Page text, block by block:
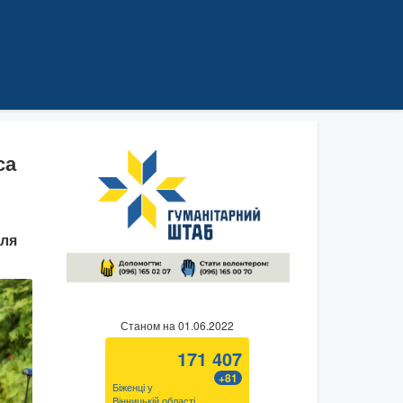
Станом на 01.06.2022
171 407
+81
Біженці у
Вінницькій області